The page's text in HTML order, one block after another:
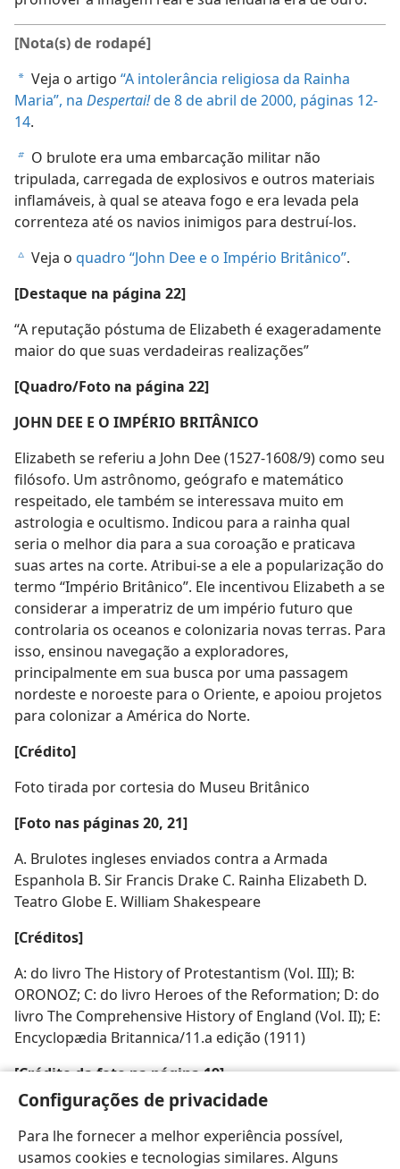
Configurações de privacidade
Para lhe fornecer a melhor experiência possível,
usamos cookies e tecnologias similares. Alguns
[Nota(s) de rodapé]
a Veja o artigo “A intolerância religiosa da Rainha
Maria”, na Despertai!de 8 de abril de 2000, páginas 12-
14.
b O brulote era uma embarcação militar não
tripulada, carregada de explosivos e outros materiais
inflamáveis, à qual se ateava fogo e era levada pela
correnteza até os navios inimigos para destruí-los.
c Veja o quadro “John Dee e o Império Britânico”.
[Destaque na página 22]
“A reputação póstuma de Elizabeth é exageradamente
maior do que suas verdadeiras realizações”
[Quadro/Foto na página 22]
JOHN DEE E O IMPÉRIO BRITÂNICO
Elizabeth se referiu a John Dee (1527-1608/9) como seu
filósofo. Um astrônomo, geógrafo e matemático
respeitado, ele também se interessava muito em
astrologia e ocultismo. Indicou para a rainha qual
seria o melhor dia para a sua coroação e praticava
suas artes na corte. Atribui-se a ele a popularização do
termo “Império Britânico”. Ele incentivou Elizabeth a se
considerar a imperatriz de um império futuro que
controlaria os oceanos e colonizaria novas terras. Para
isso, ensinou navegação a exploradores,
principalmente em sua busca por uma passagem
nordeste e noroeste para o Oriente, e apoiou projetos
para colonizar a América do Norte.
[Crédito]
Foto tirada por cortesia do Museu Britânico
[Foto nas páginas 20, 21]
A. Brulotes ingleses enviados contra a Armada
Espanhola B. Sir Francis Drake C. Rainha Elizabeth D.
Teatro Globe E. William Shakespeare
[Créditos]
A: do livro The History of Protestantism (Vol. III); B:
ORONOZ; C: do livro Heroes of the Reformation; D: do
livro The Comprehensive History of England (Vol. II); E:
Encyclopædia Britannica/11.a edição (1911)
[Crédito da foto na página 19]
© The Bridgeman Art Library International